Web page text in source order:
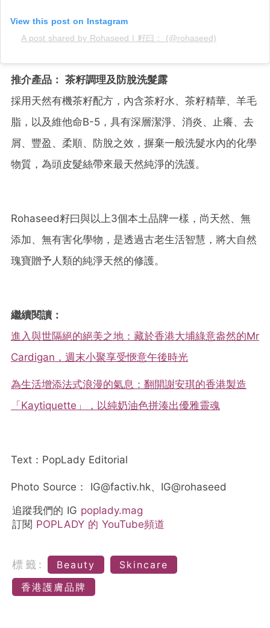
View this post on Instagram
A post shared by Rohaseed | 籽曰： (@rohaseed)
推介產品： 茶籽調理及防脫洗髮露
採用天然有機茶籽配方，內含茶籽水、茶籽精華、羊毛
脂，以及維他命B-5，具有深層潔淨、消炎、止癢、去
屑、豐盈、柔順、防脫之效，摒棄一般洗髮水內的化學
物質，為頭皮髮絲帶來最天然純淨的洗護。
Rohaseed籽曰與以上3個本土品牌一樣，尚天然、無
添加、無有害化學物，是透過古老生活智慧，將大自然
瑰寶贈予人類的純淨天然的修護。
繼續閱讀：
進入與世隔絕的絕美之地：藏於香港大埔綠意盎然的Mr
Cardigan，週末小聚享受愜意午後時光
為生活增添法式浪漫的氣息：翻開謝安琪的香港製造
「Kaytiquette」，以純奶油色拼湊出優雅靈魂
Text：PopLady Editorial
Photo Source： IG@factiv.hk、IG@rohaseed
追蹤我們的 IG poplady.mag
訂閱 POPLADY 的 YouTube頻道
標籤: Beauty
Skincare
香港護膚品牌